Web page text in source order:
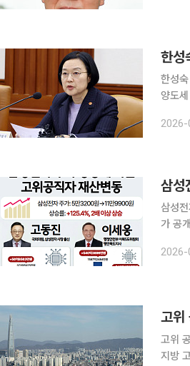
한성
한성
양도
것으
2026-
삼성
삼성전
가 공
보다
고위 공직자 평균 재
지방